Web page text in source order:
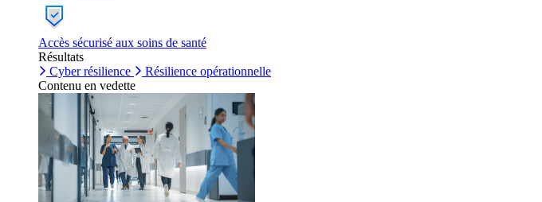
Accès sécurisé aux soins de santé
Résultats
Cyber résilience
Résilience opérationnelle
Contenu en vedette